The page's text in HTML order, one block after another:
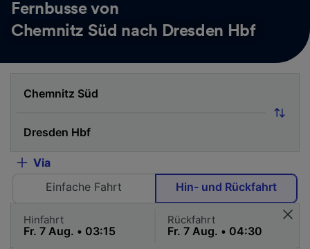
Fernbusse von
Chemnitz Süd nach Dresden Hbf
Via
Einfache Fahrt
Hin- und Rückfahrt
Hinfahrt Rückfahrt